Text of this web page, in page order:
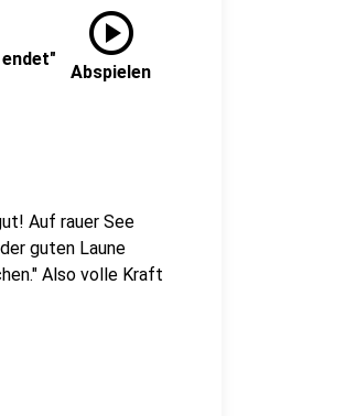
play_circle
Abspielen
Auf rauer See
guten Laune
Also volle Kraft